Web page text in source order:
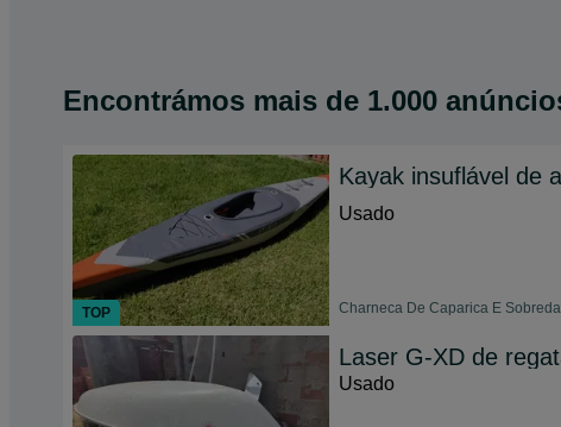
Encontrámos mais de 1.000
Kayak insuflável de
Usado
Charneca De Caparica E
Laser G-XD de
Usado
TOP